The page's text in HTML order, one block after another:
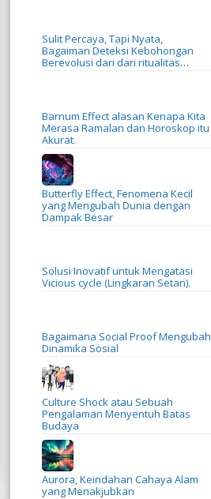
Sulit Percaya, Tapi Nyata,
Bagaiman Deteksi Kebohongan
Berevolusi dari dari ritualitas
Barnum Effect alasan Kenapa Kita
Merasa Ramalan dan Horoskop itu
Akurat.
Butterfly Effect, Fenomena Kecil
yang Mengubah Dunia dengan
Dampak Besar
Solusi Inovatif untuk Mengatasi
Vicious cycle (Lingkaran Setan).
Bagaimana Social Proof Mengubah
Dinamika Sosial
Culture Shock atau Sebuah
Pengalaman Menyentuh Batas
Budaya
Aurora, Keindahan Cahaya Alam
yang Menakjubkan